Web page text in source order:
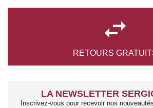

RETOURS
LA NEWSLETTER
Inscrivez-vous pour recevoir nos